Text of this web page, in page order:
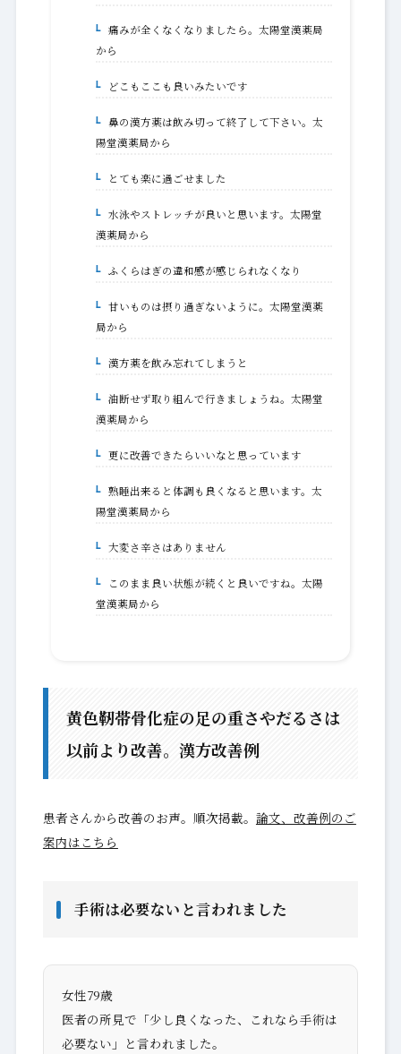
1-6-1.
痛みが全くなくなりましたら。太陽堂漢薬局
から
1-7.どこもここも良いみたいです
1-7-1.
鼻の漢方薬は飲み切って終了して下さい。太
陽堂漢薬局から
1-8.とても楽に過ごせました
1-8-1.
水泳やストレッチが良いと思います。太陽堂
漢薬局から
1-9.ふくらはぎの違和感が感じられなくなり
1-9-1.
甘いものは摂り過ぎないように。太陽堂漢薬
局から
1-10.漢方薬を飲み忘れてしまうと
1-10-1.
油断せず取り組んで行きましょうね。太陽堂
漢薬局から
1-11.更に改善できたらいいなと思っています
1-11-1.
熟睡出来ると体調も良くなると思います。太
陽堂漢薬局から
1-12.大変さ辛さはありません
1-12-1.
このまま良い状態が続くと良いですね。太陽
堂漢薬局から
黄色靭帯骨化症の足の重さやだるさは
以前より改善。漢方改善例
患者さんから改善のお声。順次掲載。 論文、改善例のご
案内はこちら
手術は必要ないと言われました
女性79歳
医者の所見で「少し良くなった、これなら手術は
必要ない」と言われました。